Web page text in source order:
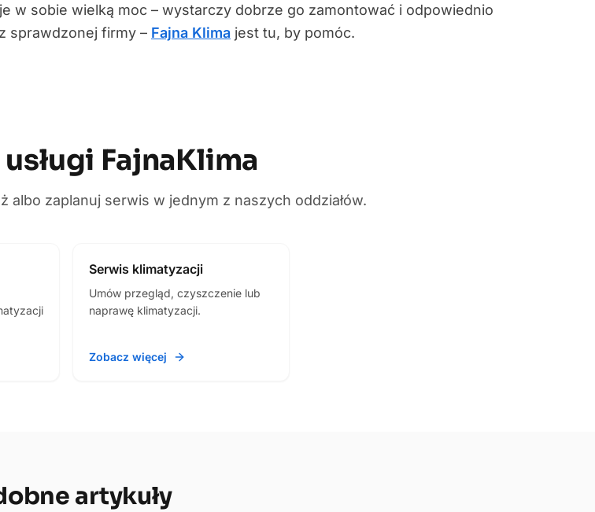
w sobie wielką moc – wystarczy dobrze go zamontować i odpowiednio
sprawdzonej firmy – Fajna Klima jest tu, by pomóc.
FajnaKlima
albo zaplanuj serwis w jednym z naszych oddziałów.
Serwis klimatyzacji
Umów przegląd, czyszczenie lub
naprawę klimatyzacji.
Zobacz więcej
artykuły